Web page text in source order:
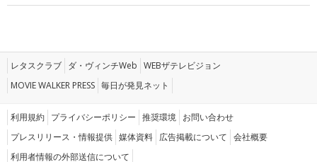
レタスクラブ ダ・ヴィンチWeb WEBザテレビジョン
MOVIE WALKER PRESS 毎日が発見ネット
利用規約 プライバシーポリシー 推奨環境 お問い合わせ
プレスリリース・情報提供 媒体資料 広告掲載について 会社概要
利用者情報の外部送信について